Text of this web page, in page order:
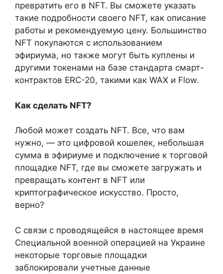
превратить его в NFT. Вы сможете указать
такие подробности своего NFT, как описание
работы и рекомендуемую цену. Большинство
NFT покупаются с использованием
эфириума, но также могут быть куплены и
другими токенами на базе стандарта смарт-
контрактов ERC-20, такими как WAX и Flow.
Как сделать NFT?
Любой может создать NFT. Все, что вам
нужно, — это цифровой кошелек, небольшая
сумма в эфириуме и подключение к торговой
площадке NFT, где вы сможете загружать и
превращать контент в NFT или
криптографическое искусство. Просто,
верно?
С связи с проводящейся в настоящее время
Специальной военной операцией на Украине
некоторые торговые площадки
заблокировали учетные данные